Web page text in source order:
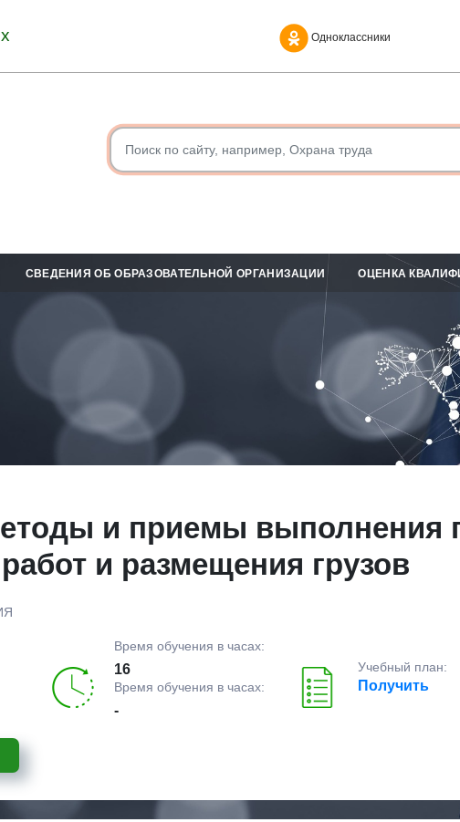
Одноклассники
СВЕДЕНИЯ ОБ ОБРАЗОВАТЕЛЬНОЙ ОРГАНИЗАЦИИ ОЦЕНКА
и приемы выполнения
и размещения грузов
Время обучения в часах:
16
Время обучения в часах:
-
Учебный план:
Получить